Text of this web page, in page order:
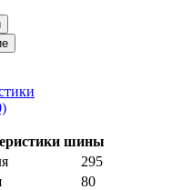
шины
295
80